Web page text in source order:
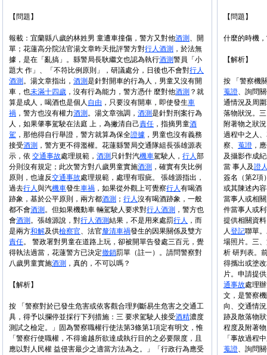
【問題】
報載：宜蘭縣八歲的林姓男 童遭車撞傷，警方又對他酒測 、開
單；花蓮高分院法官湯文章昨天批評警方對行人酒測 ，於法無
據，是在「亂搞」。縣警局長耿繼文也認為執行酒測警員「小
題大 作」、「不符比例原則」，研議處分，日後也不會對行人
酒測 。湯文章指出， 酒測是針對開車的行為人，男童又沒有開
車，也未滿十四歲 ，沒有行為能力，警方憑什 麼對他酒測 ？就
算是成人，喝酒也是個人 自由 ，只要沒有開車，即使發生車
禍 ，警方也沒有權力酒測 。湯文章強調， 酒測是針對刑案行為
人，如果肇事駕駛在法庭 上，為撇清自己責任 ，指摘男童酒
駕 ，那他得自行舉證，警方就算為保全證據 ，男童也沒有義務
接受酒測 ，警方更不得濫權。花蓮縣警局交通隊組長張雄源表
示，依 交通事故處理規範， 酒測 只針對汽機車駕駛人， 行人部
分則沒有規定；此次警方對八歲男童實施酒測 ，確實有失比例
原則，也違反交通事故處理規範，處理有瑕疵。 張雄源指出，
過去行人與汽機車發生車禍 ，如果從外觀上可覺察行人有喝酒
跡象，基於公平原則，兩方都酒測 ； 行人沒有喝酒跡象，一般
都不會酒測 。但如果機動車 輛駕駛人要求對行人酒測 ，警方也
會酒測 。張雄源說，對行人酒測結果，不是用來處罰行人 ，而
是兩方和解及供檢察官、法官釐清車禍發生的因果關係及雙方
責任。 警政署對男童在道路上玩，卻被開單告發處三百元，覺
得執法過當，花蓮警方已決定撤銷罰單（註一）。請問警察對
八歲男童實施酒測 ，真的，不可以嗎？
【解析】
按 「警察對於已發生危害或依客觀合理判斷易生危害之交通工
具，得予以攔停並採行下列措施：三 要求駕駛人接受酒精濃度
測試之檢定。」固為警察職權行使法第3條第1項定有明文，惟
「警察行使職權，不得逾越所欲達成執行目的之必要限度，且
應以對人民權 益侵害最少之適當方法為之。」「行政行為應受
【問題】
什麼的時機
【解析】
按 「警察機
蒐證、詢問
通情況及周
落物狀況。
附著物之狀
過程中之人
察、 蒐證 ，
及攝影作成
當 事人及證
簽名（第2項
或其陳述內
當事人或相
件當事人或
提供相關資
人登記聯單
場照片。三
析 研判表。
得攜出或塗
片。申請提
通事故處理
文，是警察
向、交通情
跡及散落物
程度及附著
「事故過程
蒐證、詢問